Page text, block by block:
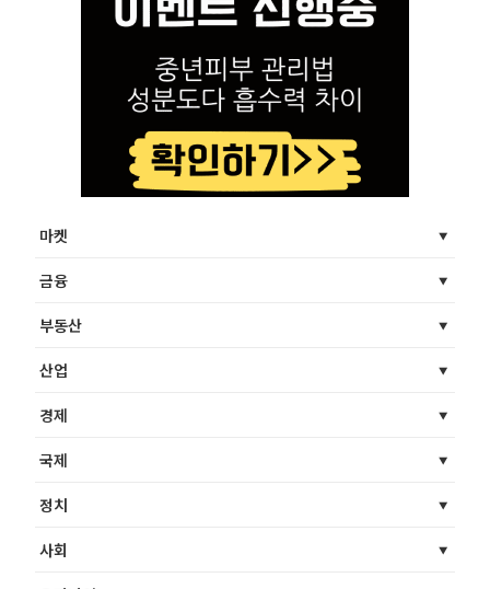
마켓
금융
부동산
산업
경제
국제
정치
사회